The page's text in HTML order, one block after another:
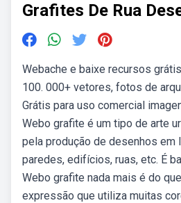
Grafites De Rua
Webache e baixe recursos
100. 000+ vetores, fotos de
Grátis para uso comercial
Webo grafite é um tipo de arte
pela produção de desenhos em
paredes, edifícios, ruas, etc. É
Webo grafite nada mais é do
expressão que utiliza muitas